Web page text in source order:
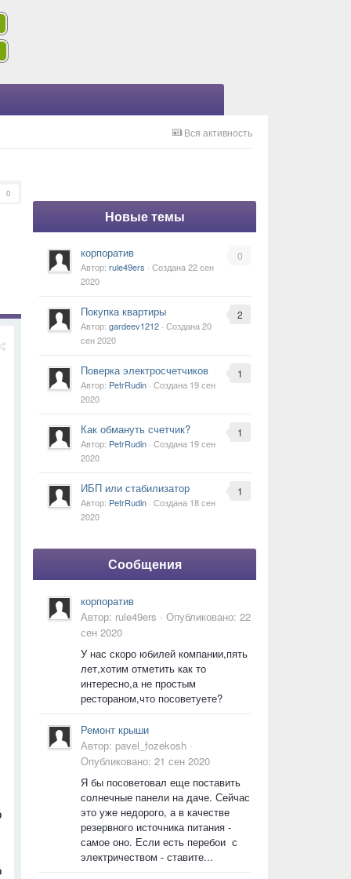
Вся активность
0
Новые темы
0
корпоратив
Автор: rule49ers · Создана22 сен
2020
2
Покупка квартиры
Автор: gardeev1212 · Создана20
сен 2020
1
Поверка электросчетчиков
Автор: PetrRudin · Создана 19 сен
2020
1
Как обмануть счетчик?
Автор: PetrRudin · Создана 19 сен
2020
1
ИБП или стабилизатор
Автор: PetrRudin · Создана 18 сен
2020
Сообщения
корпоратив
Автор: rule49ers · Опубликовано: 22
сен 2020
У нас скоро юбилей компании,пять
лет,хотим отметить как то
интересно,а не простым
рестораном,что посоветуете?
Ремонт крыши
Автор: pavel_fozekosh ·
Опубликовано: 21 сен 2020
Я бы посоветовал еще поставить
солнечные панели на даче. Сейчас
это уже недорого, а в качестве
резервного источника питания -
самое оно. Если есть перебои с
электричеством - ставите...